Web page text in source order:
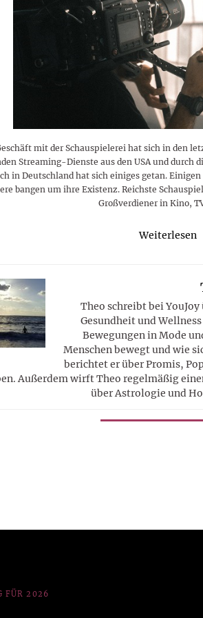
und
mit der Schauspielerei hat sich in den
Streaming-Dienste aus den USA und durch
in Deutschland hat sich einiges getan.
bangen um ihre Existenz. Reichste
Großverdiener in Kino,
Weiterlesen
Theo schreibt bei
Gesundheit und
Bewegungen in Mode
Menschen bewegt und wie
berichtet er über Promis,
Außerdem wirft Theo regelmäßig
über Astrologie und
FÜR 2026